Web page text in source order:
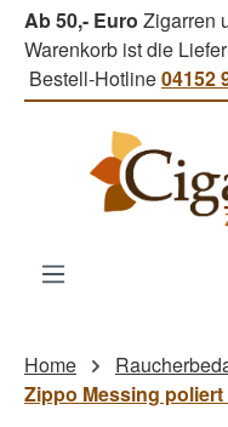
Zum Hauptinhalt
Ab 50,- Euro Zigarren
Warenkorb ist die
Bestell-Hotline04152
Home
Zippo Messing